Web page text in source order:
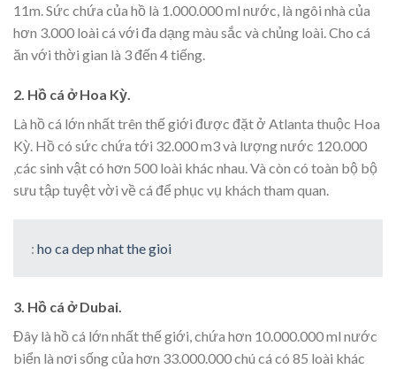
11m. Sức chứa của hồ là 1.000.000 ml nước, là ngôi nhà của
hơn 3.000 loài cá với đa dạng màu sắc và chủng loài. Cho cá
ăn với thời gian là 3 đến 4 tiếng.
2. Hồ cá ở Hoa Kỳ.
Là hồ cá lớn nhất trên thế giới được đặt ở Atlanta thuộc Hoa
Kỳ. Hồ có sức chứa tới 32.000 m3 và lượng nước 120.000
,các sinh vật có hơn 500 loài khác nhau. Và còn có toàn bộ bộ
sưu tập tuyệt vời về cá để phục vụ khách tham quan.
: ho ca dep nhat the gioi
3. Hồ cá ở Dubai.
Đây là hồ cá lớn nhất thế giới, chứa hơn 10.000.000 ml nước
biển là nơi sống của hơn 33.000.000 chú cá có 85 loài khác